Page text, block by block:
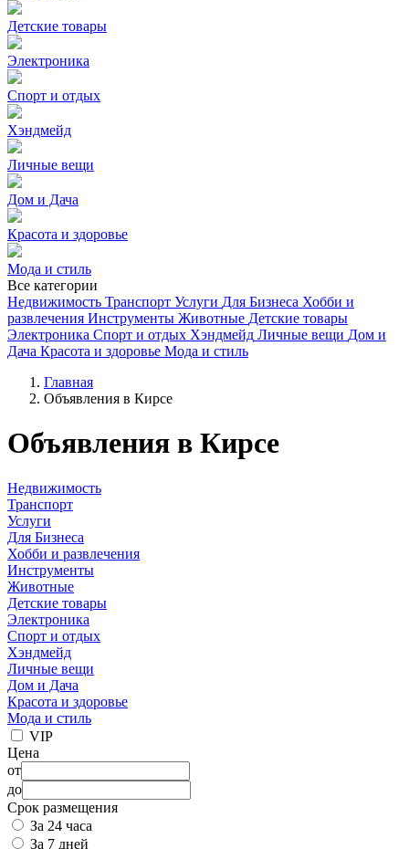
Детские товары
Электроника
Спорт и отдых
Хэндмейд
Личные вещи
Дом и Дача
Красота и здоровье
Мода и стиль
Все категории
Недвижимость Транспорт Услуги Для Бизнеса Хобби и
развлечения Инструменты Животные Детские товары
Электроника Спорт и отдых Хэндмейд Личные вещи Дом и
Дача Красота и здоровье Мода и стиль
Главная
Объявления в Кирсе
Объявления в Кирсе
Недвижимость
Транспорт
Услуги
Для Бизнеса
Хобби и развлечения
Инструменты
Животные
Детские товары
Электроника
Спорт и отдых
Хэндмейд
Личные вещи
Дом и Дача
Красота и здоровье
Мода и стиль
VIP
Цена
от
до
Срок размещения
За 24 часа
За 7 дней